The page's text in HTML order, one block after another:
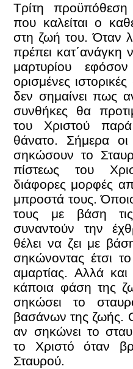
Τρίτη
που καλείται ο
στη ζωή του. Όταν
πρέπει κατ΄ανάγκη
μαρτυρίου
ορισμένες
δεν σημαίνει πως
συνθήκες θα
του Χριστού
θάνατο. Σήμερα οι
σηκώσουν το
πίστεως του
διάφορες μορφές
μπροστά τους.
τους με βάση τις
συναντούν την
θέλει να ζει με
σηκώνοντας έτσι
αμαρτίας. Αλλά
κάποια φάση της
σηκώσει το
βασάνων της ζωής.
αν σηκώνει το
το Χριστό όταν
Σταυρού.